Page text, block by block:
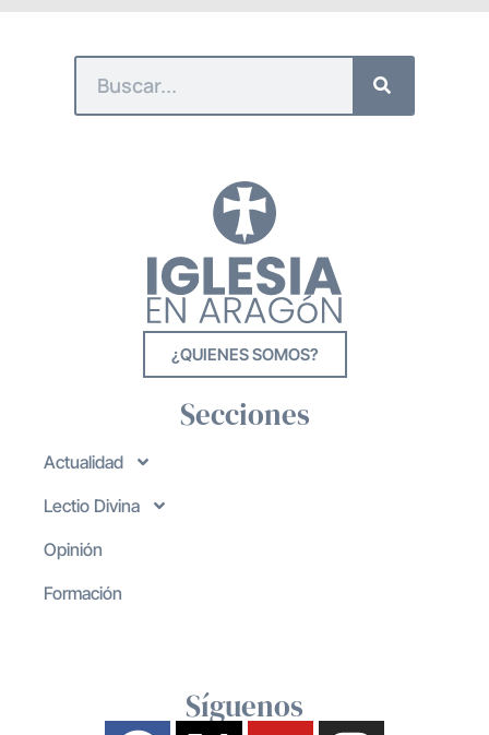
¿QUIENES SOMOS?
Secciones
Actualidad
Lectio Divina
Opinión
Formación
Síguenos